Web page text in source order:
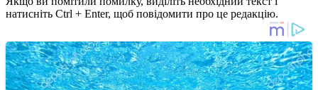
натисніть Ctrl + Enter, щоб повідомити про це редакцію.